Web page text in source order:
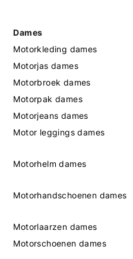
Dames
Motorkleding dames
Motorjas dames
Motorbroek dames
Motorpak dames
Motorjeans dames
Motor leggings dames
Motorhelm dames
Motorhandschoenen dames
Motorlaarzen dames
Motorschoenen dames